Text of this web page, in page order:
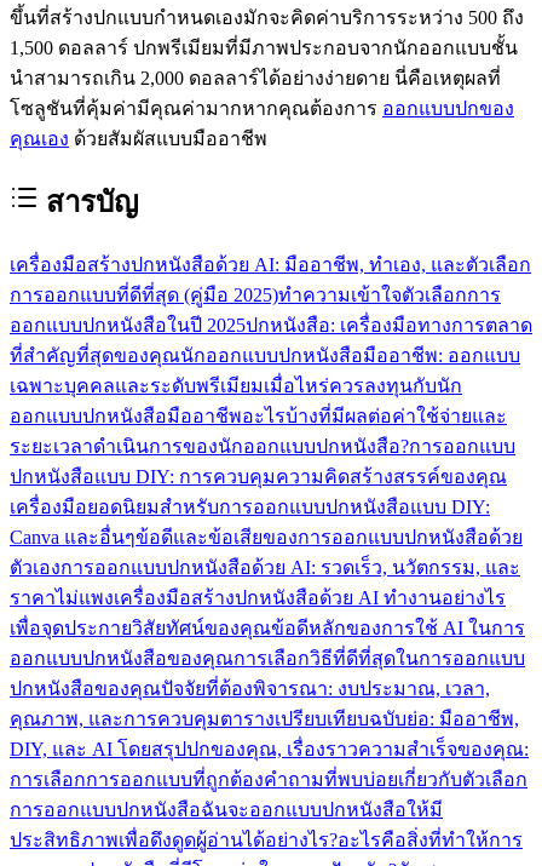
ขึ้นที่สร้างปกแบบกำหนดเองมักจะคิดค่าบริการระหว่าง 500 ถึง
1,500 ดอลลาร์ ปกพรีเมียมที่มีภาพประกอบจากนักออกแบบชั้น
นำสามารถเกิน 2,000 ดอลลาร์ได้อย่างง่ายดาย นี่คือเหตุผลที่
โซลูชันที่คุ้มค่ามีคุณค่ามากหากคุณต้องการ ออกแบบปกของ
คุณเอง ด้วยสัมผัสแบบมืออาชีพ
สารบัญ
เครื่องมือสร้างปกหนังสือด้วย AI: มืออาชีพ, ทำเอง, และตัวเลือก
การออกแบบที่ดีที่สุด (คู่มือ 2025)ทำความเข้าใจตัวเลือกการ
ออกแบบปกหนังสือในปี 2025ปกหนังสือ: เครื่องมือทางการตลาด
ที่สำคัญที่สุดของคุณนักออกแบบปกหนังสือมืออาชีพ: ออกแบบ
เฉพาะบุคคลและระดับพรีเมียมเมื่อไหร่ควรลงทุนกับนัก
ออกแบบปกหนังสือมืออาชีพอะไรบ้างที่มีผลต่อค่าใช้จ่ายและ
ระยะเวลาดำเนินการของนักออกแบบปกหนังสือ?การออกแบบ
ปกหนังสือแบบ DIY: การควบคุมความคิดสร้างสรรค์ของคุณ
เครื่องมือยอดนิยมสำหรับการออกแบบปกหนังสือแบบ DIY:
Canva และอื่นๆข้อดีและข้อเสียของการออกแบบปกหนังสือด้วย
ตัวเองการออกแบบปกหนังสือด้วย AI: รวดเร็ว, นวัตกรรม, และ
ราคาไม่แพงเครื่องมือสร้างปกหนังสือด้วย AI ทำงานอย่างไร
เพื่อจุดประกายวิสัยทัศน์ของคุณข้อดีหลักของการใช้ AI ในการ
ออกแบบปกหนังสือของคุณการเลือกวิธีที่ดีที่สุดในการออกแบบ
ปกหนังสือของคุณปัจจัยที่ต้องพิจารณา: งบประมาณ, เวลา,
คุณภาพ, และการควบคุมตารางเปรียบเทียบฉบับย่อ: มืออาชีพ,
DIY, และ AI โดยสรุปปกของคุณ, เรื่องราวความสำเร็จของคุณ:
การเลือกการออกแบบที่ถูกต้องคำถามที่พบบ่อยเกี่ยวกับตัวเลือก
การออกแบบปกหนังสือฉันจะออกแบบปกหนังสือให้มี
ประสิทธิภาพเพื่อดึงดูดผู้อ่านได้อย่างไร?อะไรคือสิ่งที่ทำให้การ